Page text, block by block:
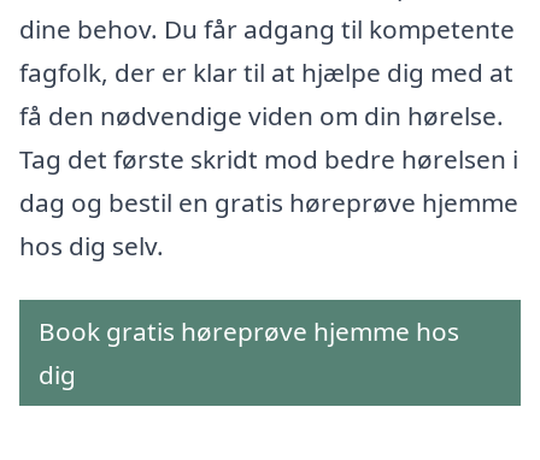
dine behov. Du får adgang til kompetente
fagfolk, der er klar til at hjælpe dig med at
få den nødvendige viden om din hørelse.
Tag det første skridt mod bedre hørelsen i
dag og bestil en gratis høreprøve hjemme
hos dig selv.
Book gratis høreprøve hjemme hos
dig